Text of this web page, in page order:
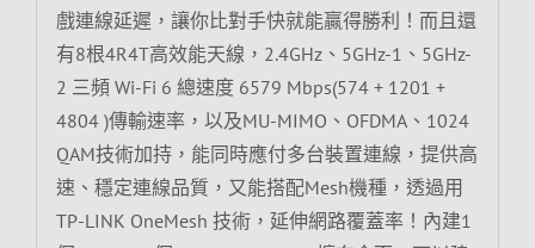
戲連線延遲，讓你比對手快就能贏得勝利！而且還
有8根4R4T高效能天線，2.4GHz、5GHz-1、5GHz-
2 三頻 Wi-Fi 6 總速度 6579 Mbps(574 + 1201 +
4804 )傳輸速率，以及MU-MIMO、OFDMA、1024
QAM技術加持，能同時應付多台裝置連線，提供高
速、穩定連線品質，又能搭配Mesh機種，透過用
TP-LINK OneMesh 技術，延伸網路覆蓋率！內建1